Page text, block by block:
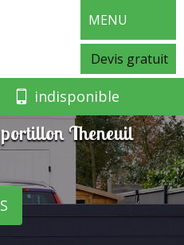
MENU
Devis gratuit
indisponible
Theneuil